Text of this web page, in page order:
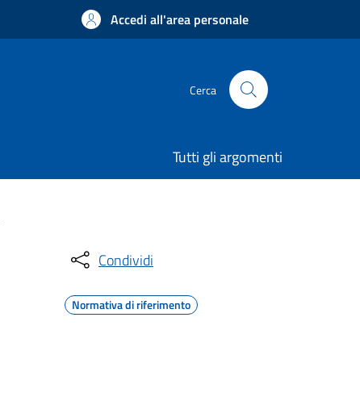
Accedi all'area personale
Cerca
Tutti gli argomenti
Condividi
Normativa di riferimento